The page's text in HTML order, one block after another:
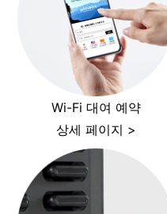
Wi-Fi 대여 예약
상세 페이지 >